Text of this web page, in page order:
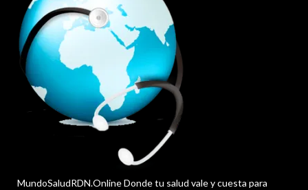
MundoSaludRDN.Online Donde tu salud vale y cuesta para